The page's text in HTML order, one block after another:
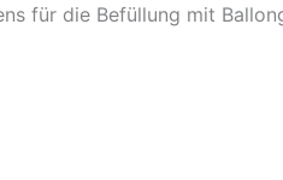
für die Befüllung mit